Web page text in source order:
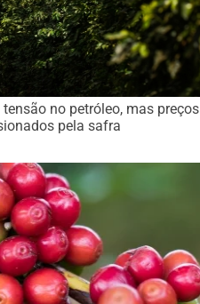
no petróleo, mas preços
pela safra